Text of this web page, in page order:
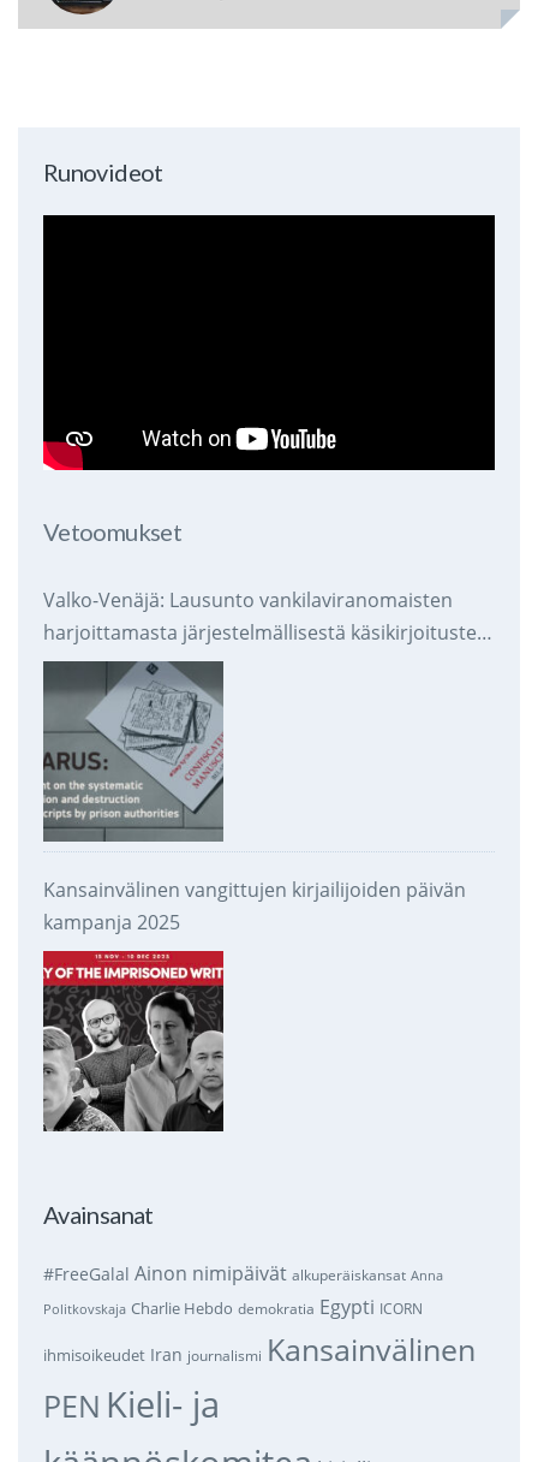
Runovideot
Vetoomukset
Valko-Venäjä: Lausunto vankilaviranomaisten
harjoittamasta järjestelmällisestä käsikirjoitusten
takavarikoinnista ja tuhoamisesta
Kansainvälinen vangittujen kirjailijoiden päivän
kampanja 2025
Avainsanat
#FreeGalal Ainon nimipäivät alkuperäiskansat Anna
Politkovskaja Charlie Hebdo demokratia Egypti ICORN
ihmisoikeudet Iran journalismi Kansainvälinen
PEN Kieli- ja